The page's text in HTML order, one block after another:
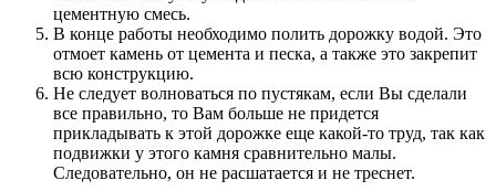
цементную смесь.
В конце работы необходимо полить дорожку водой. Это
отмоет камень от цемента и песка, а также это закрепит
всю конструкцию.
Не следует волноваться по пустякам, если Вы сделали
все правильно, то Вам больше не придется
прикладывать к этой дорожке еще какой-то труд, так как
подвижки у этого камня сравнительно малы.
Следовательно, он не расшатается и не треснет.